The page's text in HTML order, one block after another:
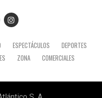
ESPECTÁCULOS
DEPORTES
ZONA COMERCIALES